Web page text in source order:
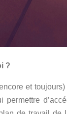
?
et
permettre